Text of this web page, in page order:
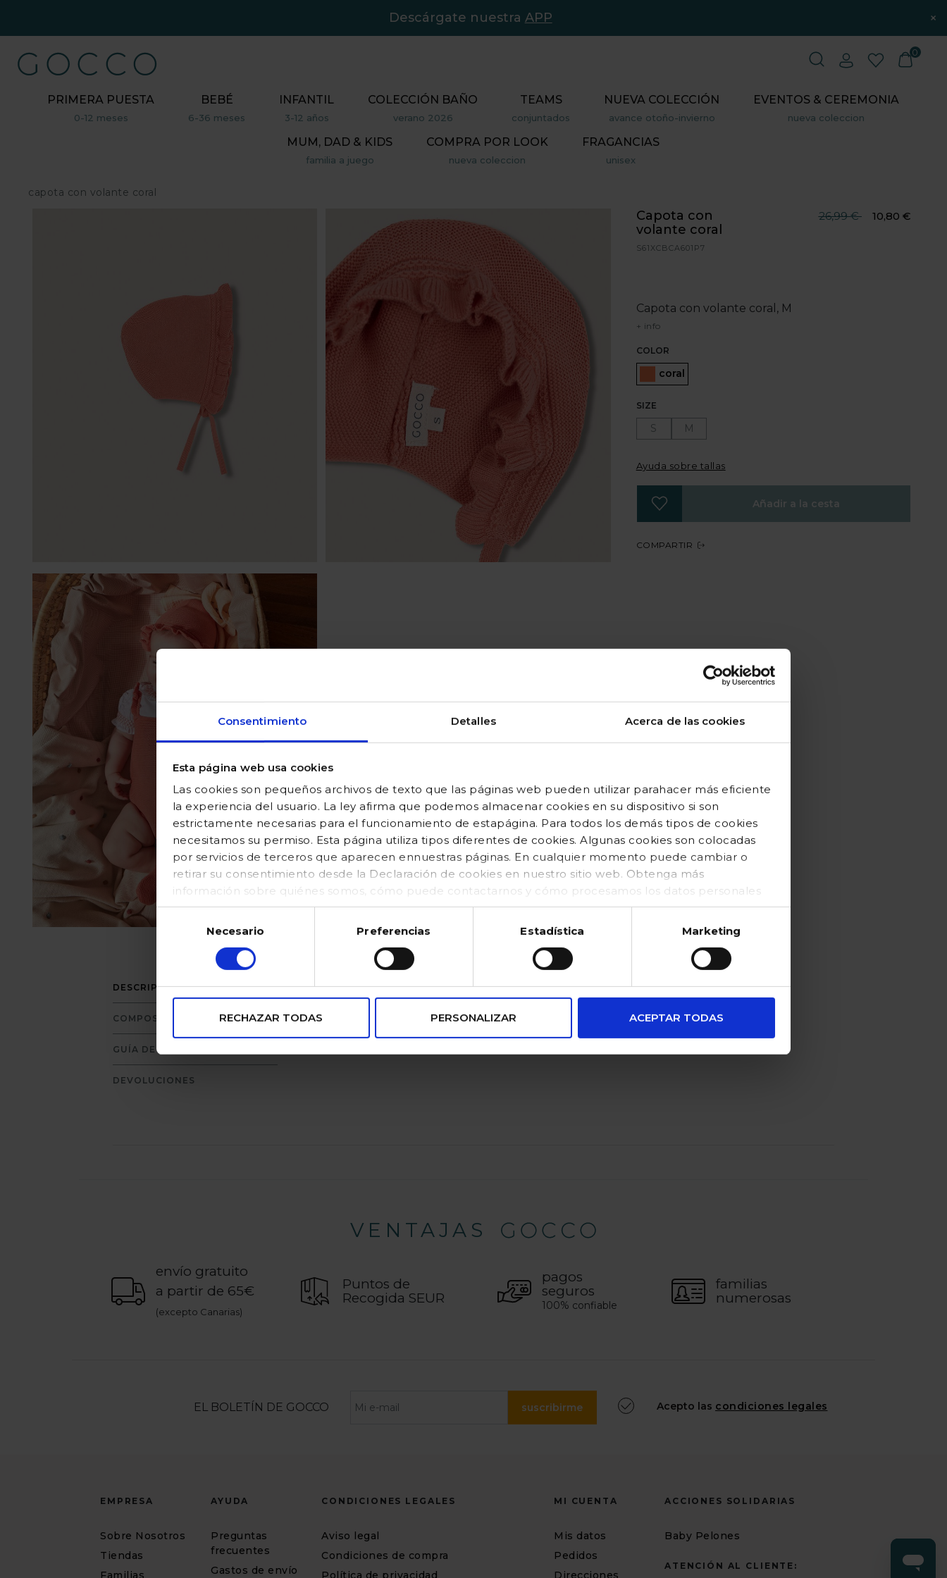
Consentimiento Detalles Acerca de las cookies
Esta página web usa cookies
Las cookies son pequeños archivos de texto que las páginas web pueden utilizar parahacer más eficiente
la experiencia del usuario. La ley afirma que podemos almacenar cookies en su dispositivo si son
estrictamente necesarias para el funcionamiento de estapágina. Para todos los demás tipos de cookies
necesitamos su permiso. Esta página utiliza tipos diferentes de cookies. Algunas cookies son colocadas
por servicios de terceros que aparecen ennuestras páginas. En cualquier momento puede cambiar o
retirar su consentimiento desde la Declaración de cookies en nuestro sitio web. Obtenga más
información sobre quiénes somos, cómo puede contactarnos y cómo procesamos los datos personales
en nuestraPolítica de cookies (https://www.gocco.es/cookies-policy.html)
de
consentimiento
Necesario Preferencias Estadística Marketing
RECHAZAR TODAS PERSONALIZAR ACEPTAR TODAS
Descárgate nuestra APP ×
PRIMERA PUESTA
0-12 meses
BEBÉ
6-36 meses
INFANTIL
3-12 años
COLECCIÓN BAÑO
verano 2026
TEAMS
conjuntados
NUEVA COLECCIÓN
avance otoño-invierno
EVENTOS & CEREMONIA
nueva coleccion
MUM, DAD & KIDS
familia a juego
COMPRA POR LOOK
nueva coleccion
FRAGANCIAS
unisex
0
capota con volante coral
Capota con
volante coral
Precio reducido desde
26,99 €hasta
10,80 €
S61XCBCA601P7
Capota con volante coral, M
+ info
COLOR
coral
Seleccionado
SIZE
S M
Ayuda sobre tallas
Añadir a la cesta
COMPARTIR
DESCRIPCIÓN
COMPOSICIÓN
GUÍA DE TALLAS
DEVOLUCIONES
Capota en color liso de punto estandar con ochos en el borde del cierre con lazo
hecho del mismo punto
VENTAJAS
envío gratuito
a partir de 65€
(excepto Canarias)
Puntos de
Recogida SEUR
pagos
seguros
100% confiable
familias
numerosas
EL BOLETÍN DE GOCCO suscribirme Acepto las condiciones legales
EMPRESA
Sobre Nosotros
Tiendas
Familias
AYUDA
Preguntas
frecuentes
Gastos de envío
CONDICIONES LEGALES
Aviso legal
Condiciones de compra
Política de privacidad
MI CUENTA
Mis datos
Pedidos
Direcciones
ACCIONES SOLIDARIAS
Baby Pelones
ATENCIÓN AL CLIENTE: